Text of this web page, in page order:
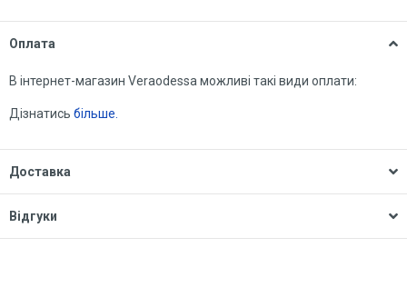
Оплата
В інтернет-магазин Veraodessa можливі такі види оплати:
Дізнатись більше.
Доставка
Відгуки